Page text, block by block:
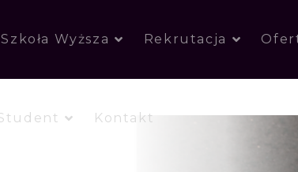
Szkoła Wyższa Rekrutacja
Kontakt